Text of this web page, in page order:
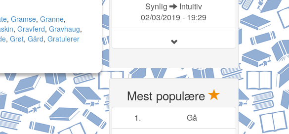
, Gramse, Granne,
, Gravferd, Gravhaug,
, Grøt, Gård, Gratulerer
Synlig
Intuitiv
02/03/2019 - 19:29
Mest populære
1.
Gå